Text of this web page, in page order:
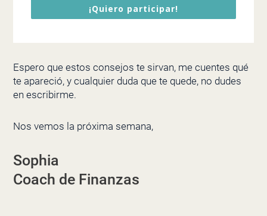
¡Quiero participar!
Espero que estos consejos te sirvan, me cuentes qué
te apareció, y cualquier duda que te quede, no dudes
en escribirme.
Nos vemos la próxima semana,
Sophia
Coach de Finanzas